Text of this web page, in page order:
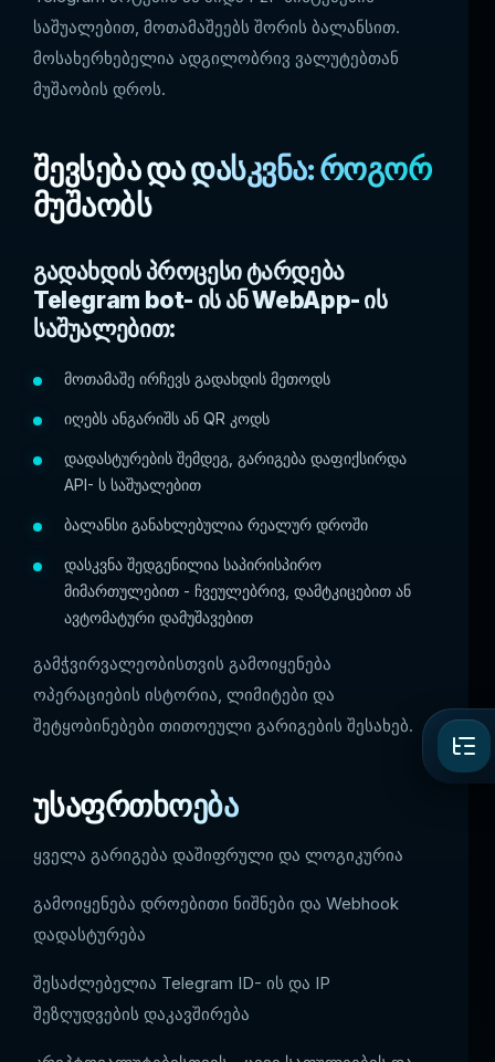
საშუალებით, მოთამაშეებს შორის ბალანსით.
მოსახერხებელია ადგილობრივ ვალუტებთან
მუშაობის დროს.
შევსება და დასკვნა: როგორ
მუშაობს
გადახდის პროცესი ტარდება
Telegram bot- ის ან WebApp- ის
საშუალებით:
მოთამაშე ირჩევს გადახდის მეთოდს
იღებს ანგარიშს ან QR კოდს
დადასტურების შემდეგ, გარიგება დაფიქსირდა
API- ს საშუალებით
ბალანსი განახლებულია რეალურ დროში
დასკვნა შედგენილია საპირისპირო
მიმართულებით - ჩვეულებრივ, დამტკიცებით ან
ავტომატური დამუშავებით
გამჭვირვალეობისთვის გამოიყენება
ოპერაციების ისტორია, ლიმიტები და
შეტყობინებები თითოეული გარიგების შესახებ.
უსაფრთხოება
ყველა გარიგება დაშიფრული და ლოგიკურია
გამოიყენება დროებითი ნიშნები და Webhook
დადასტურება
შესაძლებელია Telegram ID- ის და IP
შეზღუდვების დაკავშირება